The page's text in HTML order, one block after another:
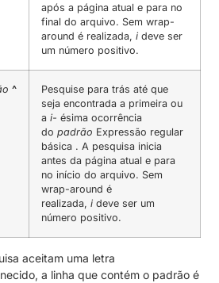
após a página atual e para no
final do arquivo. Sem wrap-
around é realizada,i deve ser
um número positivo.
^
Pesquise para trás até que
seja encontrada a primeira ou
ai- ésima ocorrência
dopadrão Expressão regular
básica . A pesquisa inicia
antes da página atual e para
no início do arquivo. Sem
wrap-around é
realizada,i deve ser um
número positivo.
aceitam uma letra
a linha que contém o padrão é